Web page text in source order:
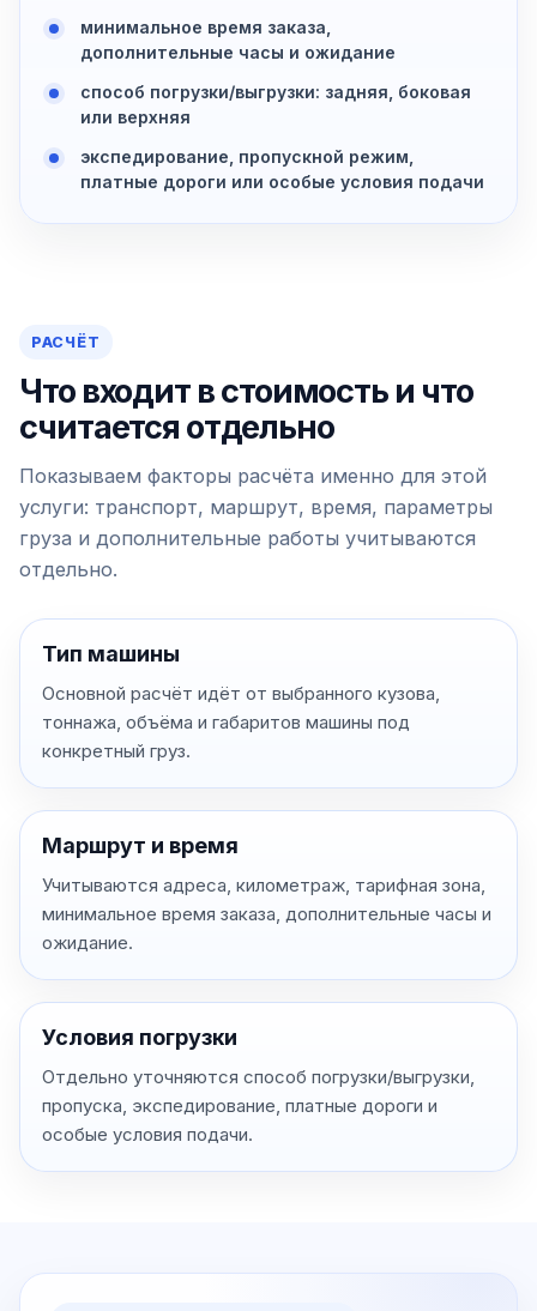
минимальное время заказа,
дополнительные часы и ожидание
способ погрузки/выгрузки: задняя, боковая
или верхняя
экспедирование, пропускной режим,
платные дороги или особые условия подачи
РАСЧЁТ
Что входит в стоимость и что
считается отдельно
Показываем факторы расчёта именно для этой
услуги: транспорт, маршрут, время, параметры
груза и дополнительные работы учитываются
отдельно.
Тип машины
Основной расчёт идёт от выбранного кузова,
тоннажа, объёма и габаритов машины под
конкретный груз.
Маршрут и время
Учитываются адреса, километраж, тарифная зона,
минимальное время заказа, дополнительные часы и
ожидание.
Условия погрузки
Отдельно уточняются способ погрузки/выгрузки,
пропуска, экспедирование, платные дороги и
особые условия подачи.